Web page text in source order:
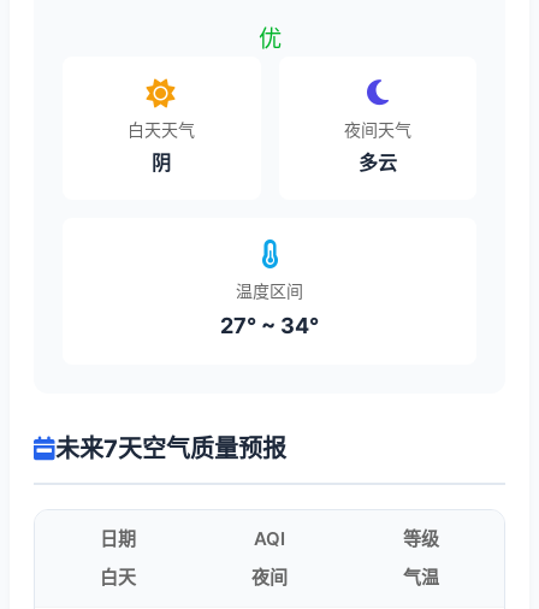
优
白天天气
阴
夜间天气
多云
温度区间
27° ~ 34°
未来7天空气质量预报
日期 AQI
等级
白天
夜间 气温